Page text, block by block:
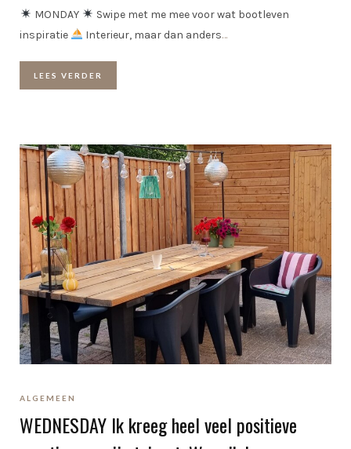
MONDAY
Swipe met me mee voor wat bootleven
inspiratie
Interieur, maar dan anders…
LEES VERDER
ALGEMEEN
WEDNESDAY Ik kreeg heel veel positieve